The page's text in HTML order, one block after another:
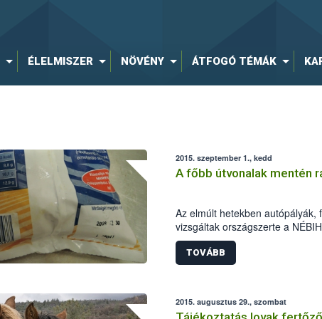
ÉLELMISZER NÖVÉNY ÁTFOGÓ TÉMÁK
2015. szeptember 1., kedd
A főbb útvonalak mentén
Az elmúlt hetekben autópályák,
vizsgáltak országszerte a
munkatársai. A szakemberek
tapasztaltak higiéniai
valamint lejárt minőség
TOVÁBB
2015. augusztus 29., szombat